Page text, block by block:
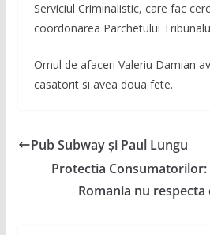
Serviciul Criminalistic, care fac
coordonarea Parchetului
Omul de afaceri Valeriu Damian
casatorit si avea doua fete.
Pub Subway și Paul Lungu
Protectia Consumatorilor:
Romania nu